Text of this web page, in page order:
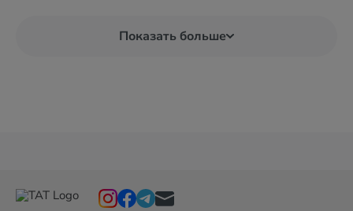
Показать больше